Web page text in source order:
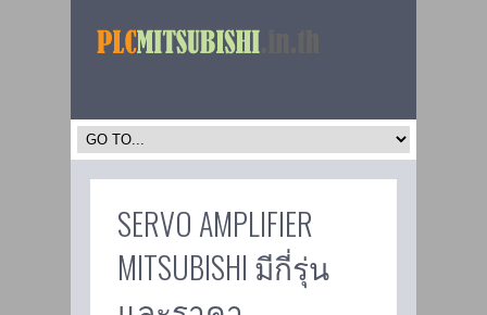
SERVO AMPLIFIER
MITSUBISHI มีกี่รุ่น